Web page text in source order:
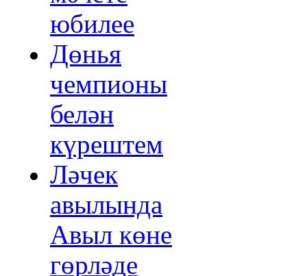
юбилее
Дөнья
чемпионы
белән
күрештем
Ләчек
авылында
Авыл көне
гөрләде